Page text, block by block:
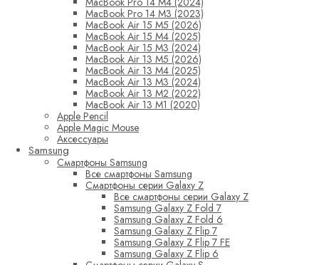
MacBook Pro 14 M3 (2023)
MacBook Air 15 M5 (2026)
MacBook Air 15 M4 (2025)
MacBook Air 15 M3 (2024)
MacBook Air 13 M5 (2026)
MacBook Air 13 M4 (2025)
MacBook Air 13 M3 (2024)
MacBook Air 13 M2 (2022)
MacBook Air 13 M1 (2020)
Apple Pencil
Apple Magic Mouse
Аксессуары
Samsung
Смартфоны Samsung
Все смартфоны Samsung
Смартфоны серии Galaxy Z
Все смартфоны серии Galaxy Z
Samsung Galaxy Z Fold 7
Samsung Galaxy Z Fold 6
Samsung Galaxy Z Flip 7
Samsung Galaxy Z Flip 7 FE
Samsung Galaxy Z Flip 6